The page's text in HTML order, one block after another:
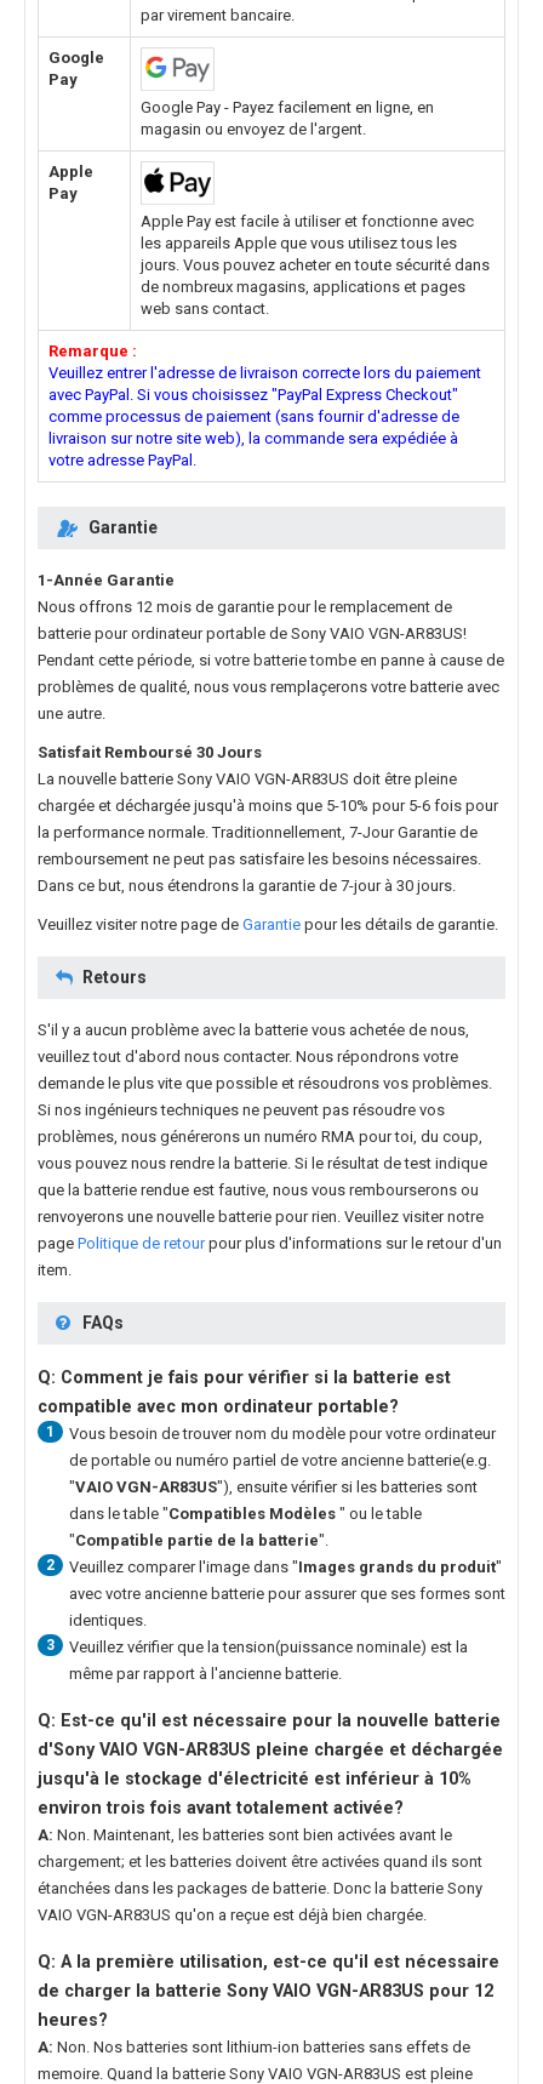
par virement bancaire.
Google
Pay
Google Pay - Payez facilement en ligne, en
magasin ou envoyez de l'argent.
Apple
Pay
Apple Pay est facile à utiliser et fonctionne avec
les appareils Apple que vous utilisez tous les
jours. Vous pouvez acheter en toute sécurité dans
de nombreux magasins, applications et pages
web sans contact.
Remarque :
Veuillez entrer l'adresse de livraison correcte lors du paiement
avec PayPal. Si vous choisissez "PayPal Express Checkout"
comme processus de paiement (sans fournir d'adresse de
livraison sur notre site web), la commande sera expédiée à
votre adresse PayPal.
Garantie
1-Année Garantie
Nous offrons 12 mois de garantie pour le remplacement de
batterie pour ordinateur portable de Sony VAIO VGN-AR83US!
Pendant cette période, si votre batterie tombe en panne à cause de
problèmes de qualité, nous vous remplaçerons votre batterie avec
une autre.
Satisfait Remboursé 30 Jours
La nouvelle batterie Sony VAIO VGN-AR83US doit être pleine
chargée et déchargée jusqu'à moins que 5-10% pour 5-6 fois pour
la performance normale. Traditionnellement, 7-Jour Garantie de
remboursement ne peut pas satisfaire les besoins nécessaires.
Dans ce but, nous étendrons la garantie de 7-jour à 30 jours.
Veuillez visiter notre page de Garantie pour les détails de garantie.
Retours
S'il y a aucun problème avec la batterie vous achetée de nous,
veuillez tout d'abord nous contacter. Nous répondrons votre
demande le plus vite que possible et résoudrons vos problèmes.
Si nos ingénieurs techniques ne peuvent pas résoudre vos
problèmes, nous générerons un numéro RMA pour toi, du coup,
vous pouvez nous rendre la batterie. Si le résultat de test indique
que la batterie rendue est fautive, nous vous rembourserons ou
renvoyerons une nouvelle batterie pour rien. Veuillez visiter notre
page Politique de retourpour plus d'informations sur le retour d'un
item.
FAQs
Q: Comment je fais pour vérifier si la batterie est
compatible avec mon ordinateur portable?
1
Vous besoin de trouver nom du modèle pour votre ordinateur
de portable ou numéro partiel de votre ancienne batterie(e.g.
"VAIO VGN-AR83US"), ensuite vérifier si les batteries sont
dans le table "Compatibles Modèles " ou le table
"Compatible partie de la batterie".
2 Veuillez comparer l'image dans "Images grands du produit"
avec votre ancienne batterie pour assurer que ses formes sont
identiques.
3
Veuillez vérifier que la tension(puissance nominale) est la
même par rapport à l'ancienne batterie.
Q: Est-ce qu'il est nécessaire pour la nouvelle batterie
d'Sony VAIO VGN-AR83US pleine chargée et déchargée
jusqu'à le stockage d'électricité est inférieur à 10%
environ trois fois avant totalement activée?
A: Non. Maintenant, les batteries sont bien activées avant le
chargement; et les batteries doivent être activées quand ils sont
étanchées dans les packages de batterie. Donc la batterie Sony
VAIO VGN-AR83US qu'on a reçue est déjà bien chargée.
Q: A la première utilisation, est-ce qu'il est nécessaire
de charger la batterie Sony VAIO VGN-AR83US pour 12
heures?
A: Non. Nos batteries sont lithium-ion batteries sans effets de
memoire. Quand la batterie Sony VAIO VGN-AR83US est pleine